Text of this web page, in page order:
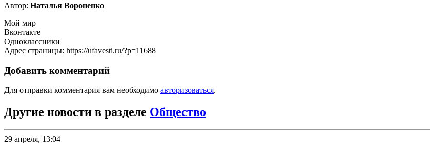
Автор: Наталья Вороненко
Мой мир
Вконтакте
Одноклассники
Адрес страницы: https://ufavesti.ru/?p=11688
Добавить комментарий
Для отправки комментария вам необходимо авторизоваться.
Другие новости в разделе Общество
29 апреля, 13:04